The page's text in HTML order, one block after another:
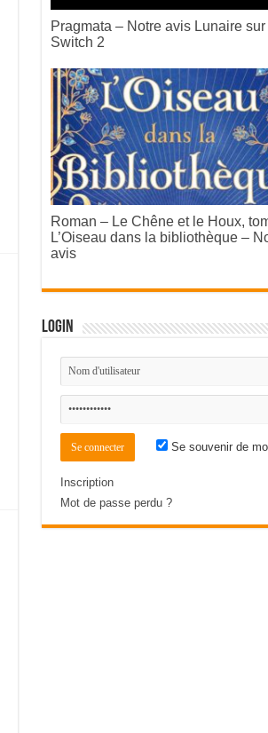
Pragmata – Notre avis Lunaire sur
Switch 2
Roman – Le Chêne et le Houx,
L’Oiseau dans la bibliothèque –
avis
Login
Se souvenir de
Inscription
Mot de passe perdu ?